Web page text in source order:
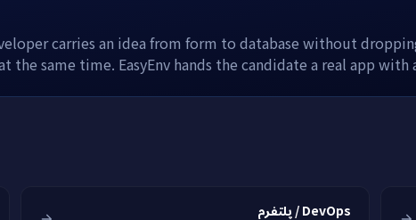
carries an idea from form to database without
the same time. EasyEnv hands the candidate a real app
DevOps / پلتفرم